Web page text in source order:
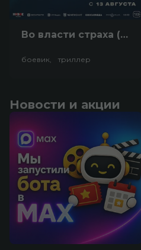
Во власти страха (18+)
боевик, триллер
Новости и акции